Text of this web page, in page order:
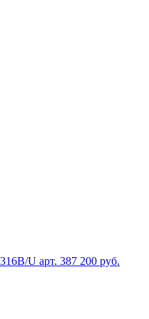
U арт. 387 200 руб.